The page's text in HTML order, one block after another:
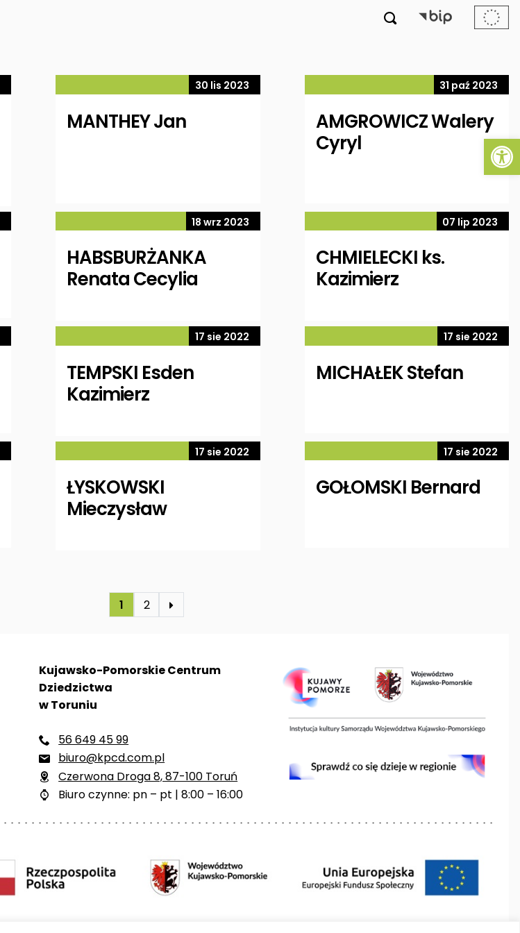

30 lis 2023
MANTHEY Jan
31 paź 2023
AMGROWICZ Walery
Cyryl
18 wrz 2023
HABSBURŻANKA
Renata Cecylia
07 lip 2023
CHMIELECKI ks.
Kazimierz
17 sie 2022
TEMPSKI Esden
Kazimierz
17 sie 2022
MICHAŁEK Stefan
17 sie 2022
ŁYSKOWSKI
Mieczysław
17 sie 2022
GOŁOMSKI Bernard
1 2
Kujawsko-Pomorskie Centrum
Dziedzictwa
w Toruniu
 56 649 45 99
 biuro@kpcd.com.pl
 Czerwona Droga 8, 87-100 Toruń
 Biuro czynne: pn – pt | 8:00 – 16:00